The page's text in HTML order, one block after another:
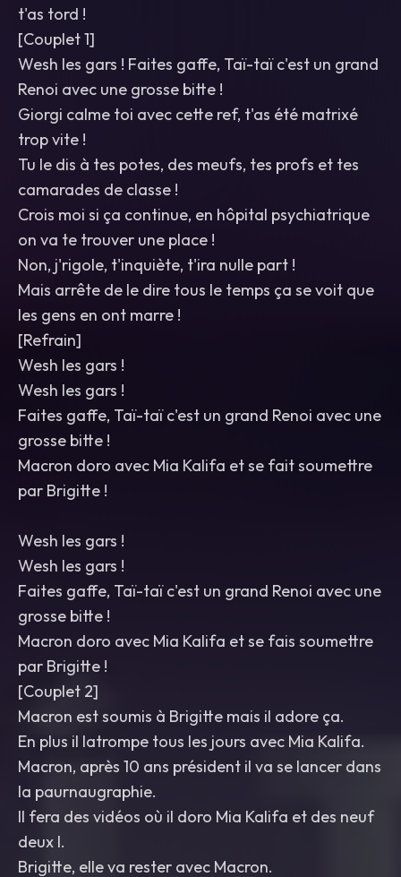
t'as tord !
[Couplet 1]
Wesh les gars ! Faites gaffe, Taï-taï c'est un grand
Renoi avec une grosse bitte !
Giorgi calme toi avec cette ref, t'as été matrixé
trop vite !
Tu le dis à tes potes, des meufs, tes profs et tes
camarades de classe !
Crois moi si ça continue, en hôpital psychiatrique
on va te trouver une place !
Non, j'rigole, t'inquiète, t'ira nulle part !
Mais arrête de le dire tous le temps ça se voit que
les gens en ont marre !
[Refrain]
Wesh les gars !
Wesh les gars !
Faites gaffe, Taï-taï c'est un grand Renoi avec une
grosse bitte !
Macron doro avec Mia Kalifa et se fait soumettre
par Brigitte !
Wesh les gars !
Wesh les gars !
Faites gaffe, Taï-taï c'est un grand Renoi avec une
grosse bitte !
Macron doro avec Mia Kalifa et se fais soumettre
par Brigitte !
[Couplet 2]
Macron est soumis à Brigitte mais il adore ça.
En plus il latrompe tous les jours avec Mia Kalifa.
Macron, après 10 ans président il va se lancer dans
la paurnaugraphie.
Il fera des vidéos où il doro Mia Kalifa et des neuf
deux I.
Brigitte, elle va rester avec Macron.